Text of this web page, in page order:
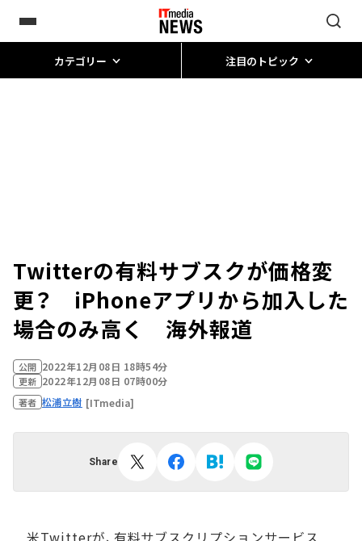
カテゴリー 注目のトピック
Twitterの有料サブスクが価格変
更？ iPhoneアプリから加入した
場合のみ高く 海外報道
公開 2022年12月08日 18時54分
更新 2022年12月08日 07時00分
著者 松浦立樹 [ITmedia]
Share
米Twitterが、有料サブスクリプションサービス